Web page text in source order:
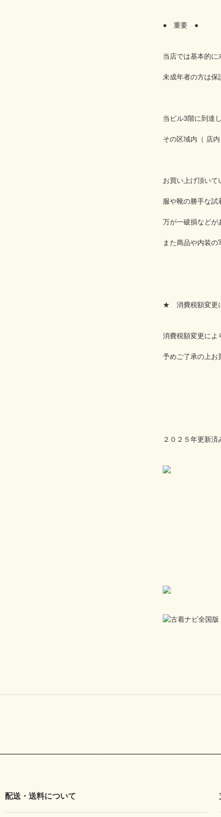
● 重要 ●
当店では基本的に
未成年者の方は保
当ビル3階に到達
その区域内（ 店
お買い上げ頂いて
服や靴の勝手な試
万が一破損などが
また商品や内装
★ 消費税額変
消費税額変更によ
予めご了承の上お
２０２５年更新済
配送・送料について